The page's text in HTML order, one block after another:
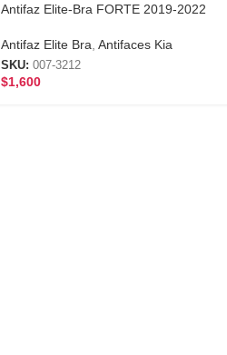
Antifaz Elite-Bra FORTE 2019-2022
Antifaz Elite Bra Antifaces Kia
SKU: 007-3212
$1,600